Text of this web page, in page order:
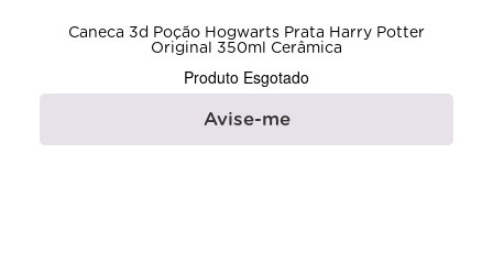
Caneca 3d Poção Hogwarts Prata Harry Potter
Original 350ml Cerâmica
Produto Esgotado
Avise-me